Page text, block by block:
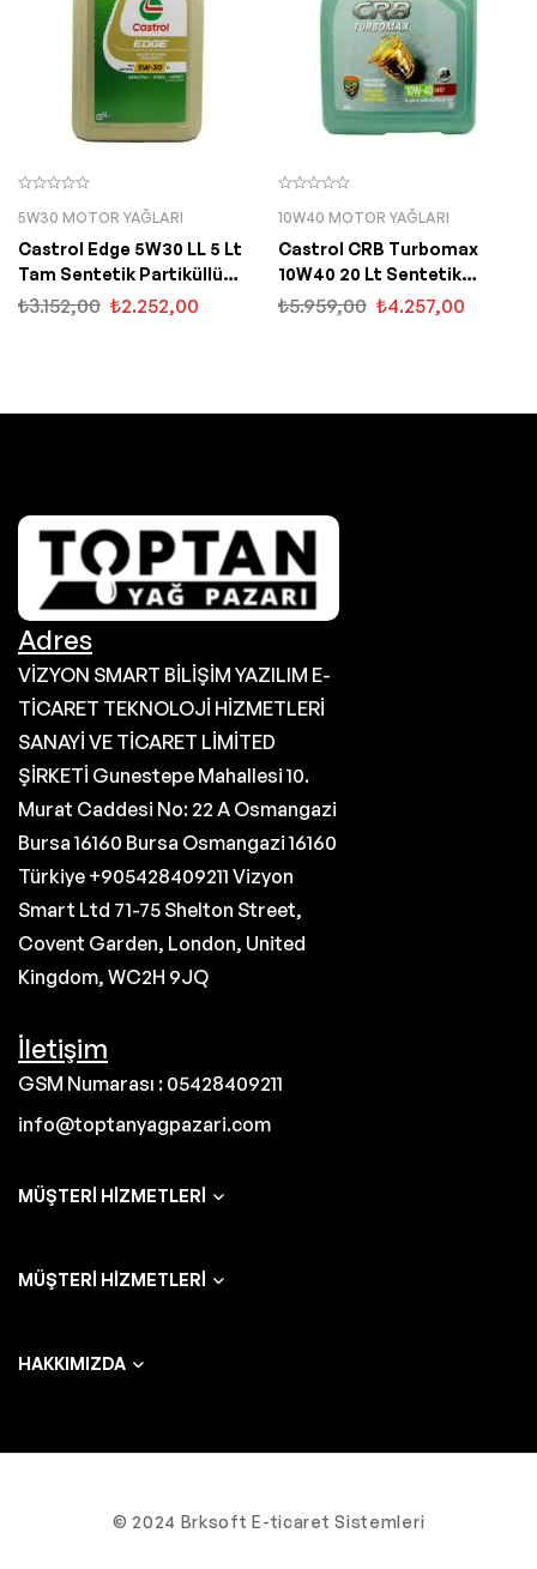
5W30 MOTOR YAĞLARI
Castrol Edge 5W30 LL 5 Lt
Tam Sentetik Partiküllü
Motor Yağı
₺3.152,00 ₺2.252,00
10W40 MOTOR YAĞLARI
Castrol CRB Turbomax
10W40 20 Lt Sentetik
Motor Yağı
₺5.959,00 ₺4.257,00
Adres
VİZYON SMART BİLİŞİM YAZILIM E-
TİCARET TEKNOLOJİ HİZMETLERİ
SANAYİ VE TİCARET LİMİTED
ŞİRKETİ Gunestepe Mahallesi 10.
Murat Caddesi No: 22 A Osmangazi
Bursa 16160 Bursa Osmangazi 16160
Türkiye +905428409211 Vizyon
Smart Ltd 71-75 Shelton Street,
Covent Garden, London, United
Kingdom, WC2H 9JQ
İletişim
GSM Numarası : 05428409211
info@toptanyagpazari.com
MÜŞTERI HIZMETLERI
MÜŞTERI HIZMETLERI
HAKKIMIZDA
© 2024 Brksoft E-ticaret Sistemleri